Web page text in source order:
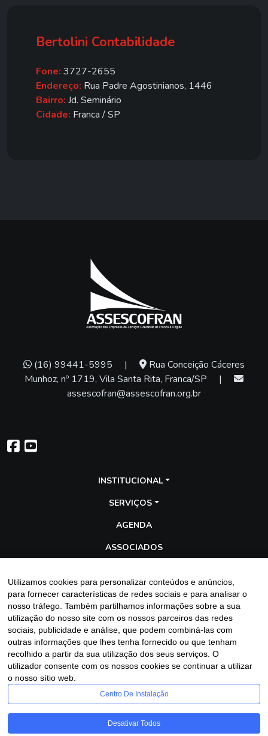
Bertolini Contabilidade
Fone: 3727-2655
Endereço: Rua Padre Agostinianos, 1446
Bairro: Jd. Seminário
Cidade: Franca / SP
(16) 99441-5995 |
Rua Conceição Cáceres
Munhoz, nº 1719, Vila Santa Rita, Franca/SP
|
assescofran@assescofran.org.br
INSTITUCIONAL
SERVIÇOS
AGENDA
ASSOCIADOS
GALERIA
BLOG
Entre em contato
Utilizamos cookies para personalizar conteúdos e anúncios,
para fornecer características de redes sociais e para analisar o
nosso tráfego. Também partilhamos informações sobre a sua
utilização do nosso site com os nossos parceiros das redes
sociais, publicidade e análise, que podem combiná-las com
outras informações que lhes tenha fornecido ou que tenham
recolhido a partir da sua utilização dos seus serviços. O
utilizador consente com os nossos cookies se continuar a utilizar
o nosso sítio web.
Centro De Instalação
Desativar Todos